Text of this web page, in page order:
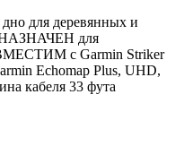
для деревянных и
для
с Garmin Striker
Echomap Plus, UHD,
кабеля 33 фута